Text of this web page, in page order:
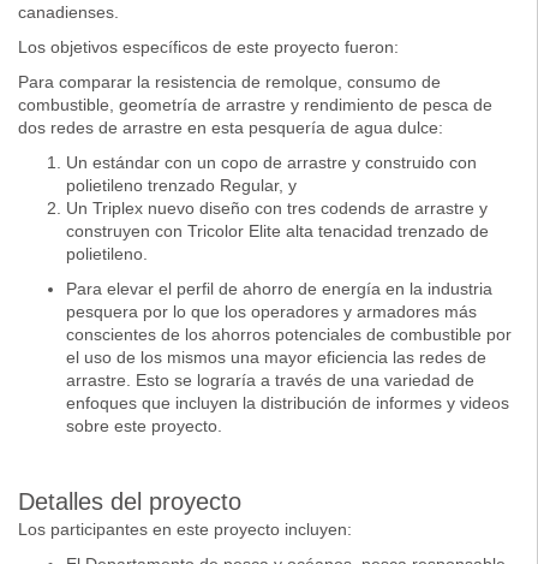
canadienses.
Los objetivos específicos de este proyecto fueron:
Para comparar la resistencia de remolque, consumo de
combustible, geometría de arrastre y rendimiento de pesca de
dos redes de arrastre en esta pesquería de agua dulce:
Un estándar con un copo de arrastre y construido con
polietileno trenzado Regular, y
Un Triplex nuevo diseño con tres codends de arrastre y
construyen con Tricolor Elite alta tenacidad trenzado de
polietileno.
Para elevar el perfil de ahorro de energía en la industria
pesquera por lo que los operadores y armadores más
conscientes de los ahorros potenciales de combustible por
el uso de los mismos una mayor eficiencia las redes de
arrastre. Esto se lograría a través de una variedad de
enfoques que incluyen la distribución de informes y videos
sobre este proyecto.
Detalles del proyecto
Los participantes en este proyecto incluyen: